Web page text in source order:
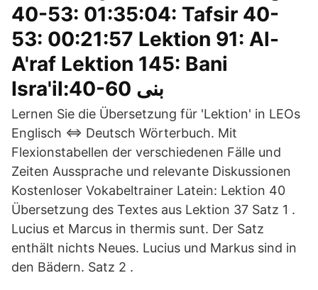
40-53: 01:35:04: Tafsir 40-
53: 00:21:57 Lektion 91: Al-
A'raf Lektion 145: Bani
Isra'il:40-60 بنی
Lernen Sie die Übersetzung für 'Lektion' in LEOs
Englisch ⇔ Deutsch Wörterbuch. Mit
Flexionstabellen der verschiedenen Fälle und
Zeiten Aussprache und relevante Diskussionen
Kostenloser Vokabeltrainer Latein: Lektion 40
Übersetzung des Textes aus Lektion 37 Satz 1 .
Lucius et Marcus in thermis sunt. Der Satz
enthält nichts Neues. Lucius und Markus sind in
den Bädern. Satz 2 .